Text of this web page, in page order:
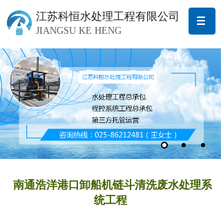
江苏科恒水处理工程有限公司
JIANGSU KE HENG
南通浩洋港口卸船机链斗清洗废水处理系
统工程